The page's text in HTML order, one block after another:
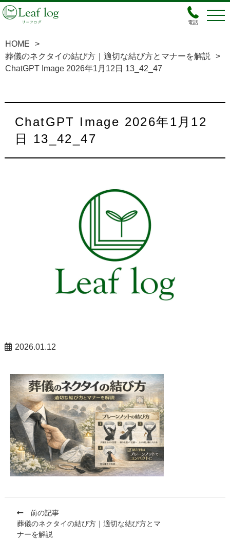
電話
HOME
>
葬儀のネクタイの結び方｜適切な結び方とマナーを解説
>
ChatGPT Image 2026年1月12日 13_42_47
ChatGPT Image 2026年1月12
日 13_42_47
2026.01.12
前の記事
葬儀のネクタイの結び方｜適切な結び方とマ
ナーを解説